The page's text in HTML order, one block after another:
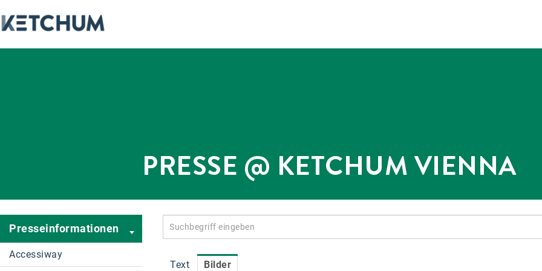
PRESSE @ KETCHUM VIENNA
Presseinformationen
Accessiway
Text
Bilder